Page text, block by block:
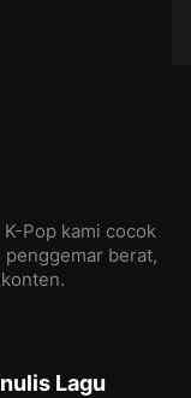
Pop kami cocok
penggemar berat,
Lagu